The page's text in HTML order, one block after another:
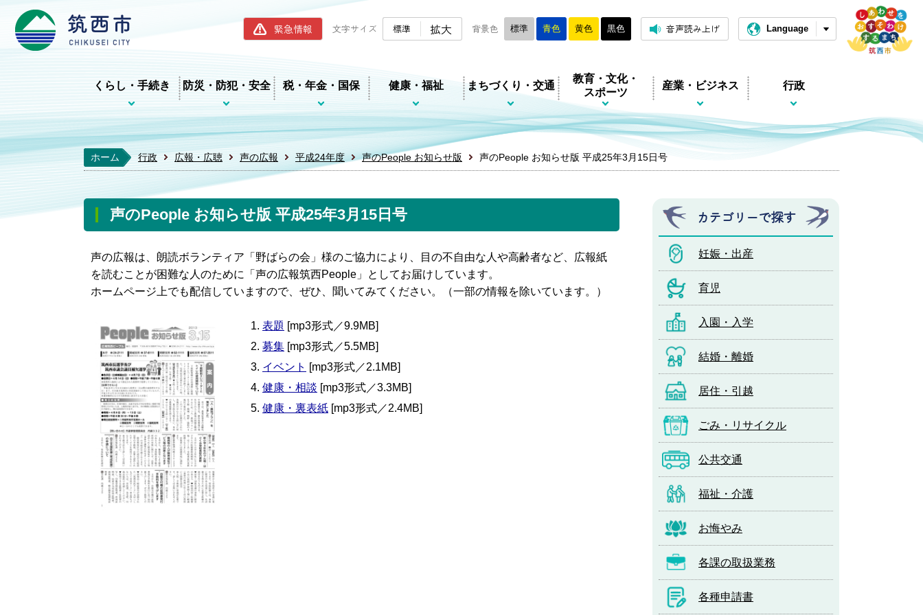
筑西市ホームページ
緊急情報 文字サイズ 標準 拡大 背景色 標準 青色 黄色 黒色 音声読み上げ Language
くらし・手続き 防災・防犯・安全 税・年金・国保 健康・福祉 まちづくり・交通
教育・文化・
スポーツ
産業・ビジネス 行政
ホーム 行政 広報・広聴 声の広報 平成24年度 声のPeople お知らせ版 声のPeople お知らせ版 平成25年3月15日号
声のPeople お知らせ版 平成25年3月15日号
声の広報は、朗読ボランティア「野ばらの会」様のご協力により、目の不自由な人や高齢者など、広報紙
を読むことが困難な人のために「声の広報筑西People」としてお届けしています。
ホームページ上でも配信していますので、ぜひ、聞いてみてください。（一部の情報を除いています。）
表題 [mp3形式／9.9MB]
募集 [mp3形式／5.5MB]
イベント [mp3形式／2.1MB]
健康・相談 [mp3形式／3.3MB]
健康・裏表紙 [mp3形式／2.4MB]
カテゴリーで探す
妊娠・出産
育児
入園・入学
結婚・離婚
居住・引越
ごみ・リサイクル
公共交通
福祉・介護
お悔やみ
各課の取扱業務
各種申請書